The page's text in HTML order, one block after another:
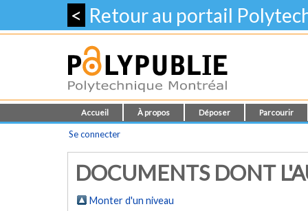
< Retour au portail
Accueil À propos Déposer Parcourir
Se connecter
DOCUMENTS DONT
Monter d'un niveau